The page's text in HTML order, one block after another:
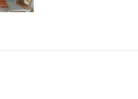
2014/07/31